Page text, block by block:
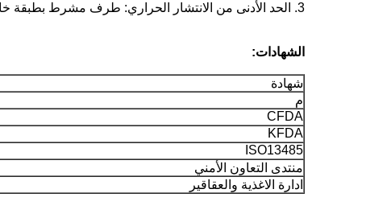
3. الحد الأدنى من الانتشار الحراري: طرف مشرط بطبقة خاصة يمكن أن تقلل من التصاق الأنسجة ، وتسبب أصغر قشور وجفاف على الأنسجة.
الشهادات:
شهادة
م
CFDA
KFDA
ISO13485
منتدى التعاون الأمني
ادارة الاغذية والعقاقير